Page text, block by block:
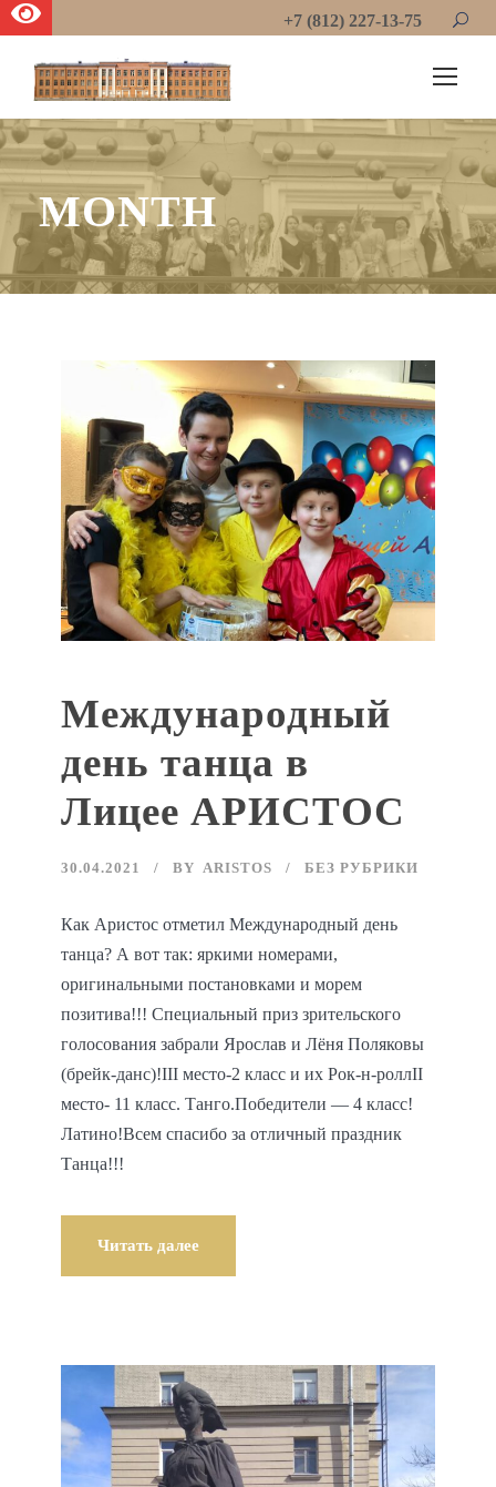
+7 (812) 227-13-75
MONTH
Международный
день танца в
Лицее АРИСТОС
30.04.2021 BY ARISTOS БЕЗ РУБРИКИ
Как Аристос отметил Международный день
танца? А вот так: яркими номерами,
оригинальными постановками и морем
позитива!!! Специальный приз зрительского
голосования забрали Ярослав и Лёня Поляковы
(брейк-данс)!III место-2 класс и их Рок-н-роллII
место- 11 класс. Танго.Победители — 4 класс!
Латино!Всем спасибо за отличный праздник
Танца!!!
Читать далее